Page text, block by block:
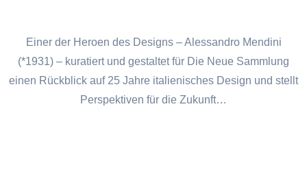
Einer der Heroen des Designs – Alessandro Mendini
(*1931) – kuratiert und gestaltet für Die Neue Sammlung
einen Rückblick auf 25 Jahre italienisches Design und stellt
Perspektiven für die Zukunft…